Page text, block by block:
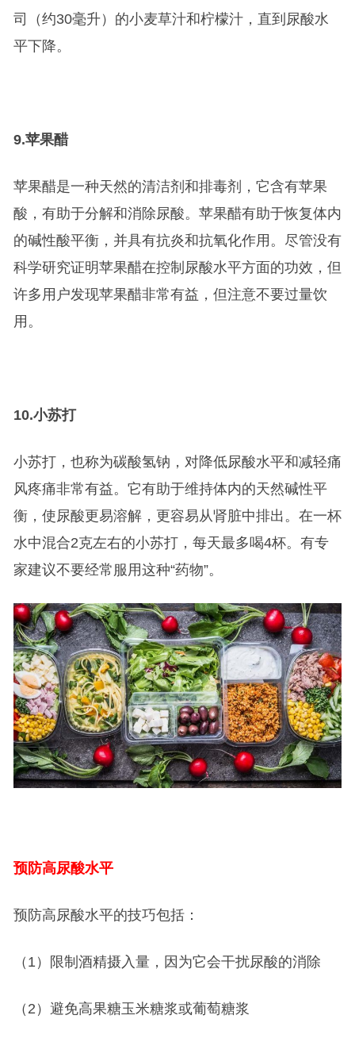
司（约30毫升）的小麦草汁和柠檬汁，直到尿酸水
平下降。
9.苹果醋
苹果醋是一种天然的清洁剂和排毒剂，它含有苹果
酸，有助于分解和消除尿酸。苹果醋有助于恢复体内
的碱性酸平衡，并具有抗炎和抗氧化作用。尽管没有
科学研究证明苹果醋在控制尿酸水平方面的功效，但
许多用户发现苹果醋非常有益，但注意不要过量饮
用。
10.小苏打
小苏打，也称为碳酸氢钠，对降低尿酸水平和减轻痛
风疼痛非常有益。它有助于维持体内的天然碱性平
衡，使尿酸更易溶解，更容易从肾脏中排出。在一杯
水中混合2克左右的小苏打，每天最多喝4杯。有专
家建议不要经常服用这种“药物”。
预防高尿酸水平
预防高尿酸水平的技巧包括：
（1）限制酒精摄入量，因为它会干扰尿酸的消除
（2）避免高果糖玉米糖浆或葡萄糖浆